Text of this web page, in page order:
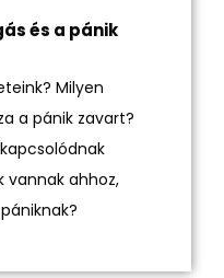
és a pánik
Milyen
a pánik zavart?
vannak ahhoz,